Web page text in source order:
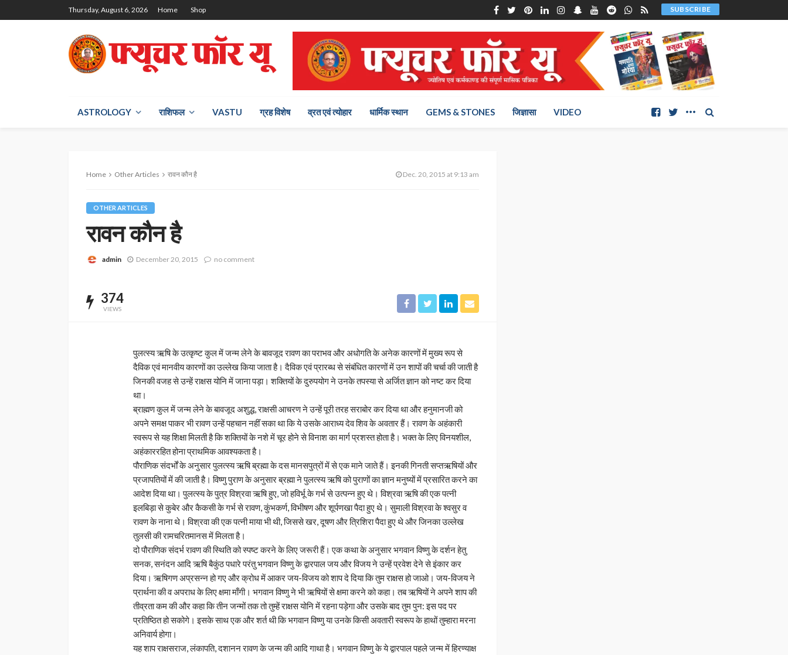
Thursday, August 6, 2026 Home Shop SUBSCRIBE
ASTROLOGY राश‍िफल VASTU ग्रह विशेष व्रत एवं त्योहार धार्मिक स्थान GEMS & STONES जिज्ञासा VIDEO
Home Other Articles रावन कौन है Dec. 20, 2015 at 9:13 am
OTHER ARTICLES
रावन कौन है
admin December 20, 2015 no comment
374
VIEWS
पुलत्स्य ऋषि के उत्कृष्ट कुल में जन्म लेने के बावजूद रावण का पराभव और अधोगति के अनेक कारणों में मुख्य रूप से
दैविक एवं मानवीय कारणों का उल्लेख किया जाता है। दैविक एवं प्रारब्ध से संबंधित कारणों में उन शापों की चर्चा की जाती है
जिनकी वजह से उन्हें राक्षस योनि में जाना पड़ा। शक्तियों के दुरुपयोग ने उनके तपस्या से अर्जित ज्ञान को नष्ट कर दिया
था।
ब्राह्मण कुल में जन्म लेने के बावजूद अशुद्ध, राक्षसी आचरण ने उन्हें पूरी तरह सराबोर कर दिया था और हनुमानजी को
अपने समक्ष पाकर भी रावण उन्हें पहचान नहींं सका था कि ये उसके आराध्य देव शिव के अवतार हैं। रावण के अहंकारी
स्वरूप से यह शिक्षा मिलती है कि शक्तियों के नशे में चूर होने से विनाश का मार्ग प्रशस्त होता है। भक्त के लिए विनयशील,
अहंकाररहित होना प्राथमिक आवश्यकता है।
पौराणिक संदर्भों के अनुसार पुलत्स्य ऋषि ब्रह्मा के दस मानसपुत्रों में से एक माने जाते हैं। इनकी गिनती सप्तऋषियों और
प्रजापतियों में की जाती है। विष्णु पुराण के अनुसार ब्रह्मा ने पुलत्स्य ऋषि को पुराणों का ज्ञान मनुष्यों में प्रसारित करने का
आदेश दिया था। पुलत्स्य के पुत्र विश्रवा ऋषि हुए, जो हविर्भू के गर्भ से उत्पन्न हुए थे। विश्रवा ऋषि की एक पत्नी
इलबिड़ा से कुबेर और कैकसी के गर्भ से रावण, कुंभकर्ण, विभीषण और शूर्पणखा पैदा हुए थे। सुमाली विश्रवा के श्वसुर व
रावण के नाना थे। विश्रवा की एक पत्नी माया भी थी, जिससे खर, दूषण और त्रिशिरा पैदा हुए थे और जिनका उल्लेख
तुलसी की रामचरितमानस में मिलता है।
दो पौराणिक संदर्भ रावण की स्थिति को स्पष्ट करने के लिए जरूरी हैं। एक कथा के अनुसार भगवान विष्णु के दर्शन हेतु
सनक, सनंदन आदि ऋषि बैकुंठ पधारे परंतु भगवान विष्णु के द्वारपाल जय और विजय ने उन्हें प्रवेश देने से इंकार कर
दिया। ऋषिगण अप्रसन्न हो गए और क्रोध में आकर जय-विजय को शाप दे दिया कि तुम राक्षस हो जाओ। जय-विजय ने
प्रार्थना की व अपराध के लिए क्षमा माँगी। भगवान विष्णु ने भी ऋषियों से क्षमा करने को कहा। तब ऋषियों ने अपने शाप की
तीव्रता कम की और कहा कि तीन जन्मों तक तो तुम्हें राक्षस योनि में रहना पड़ेगा और उसके बाद तुम पुन: इस पद पर
प्रतिष्ठित हो सकोगे। इसके साथ एक और शर्त थी कि भगवान विष्णु या उनके किसी अवतारी स्वरूप के हाथों तुम्हारा मरना
अनिवार्य होगा।
यह शाप राक्षसराज, लंकापति, दशानन रावण के जन्म की आदि गाथा है। भगवान विष्णु के ये द्वारपाल पहले जन्म में हिरण्याक्ष